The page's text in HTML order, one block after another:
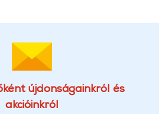
újdonságainkról és
akcióinkról